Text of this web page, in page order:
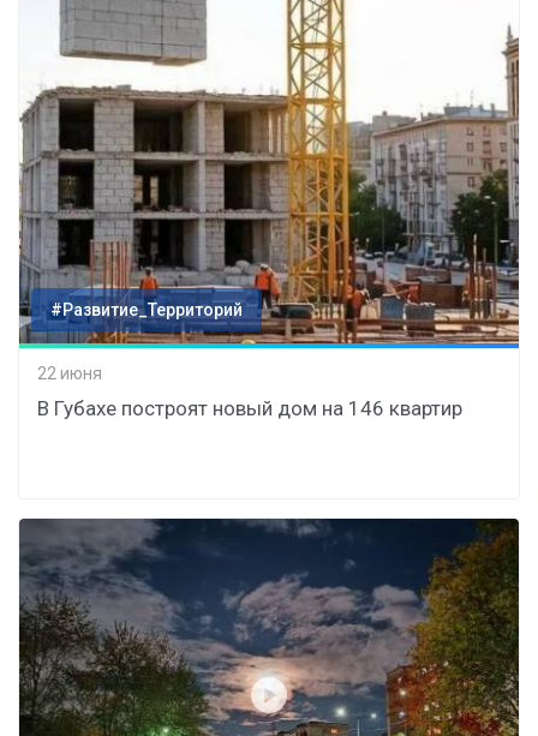
#Развитие_Территорий
22 июня
В Губахе построят новый дом на 146 квартир